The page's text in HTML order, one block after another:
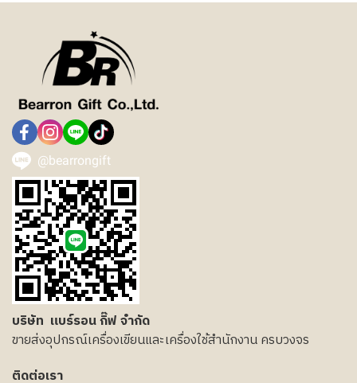
@bearrongift
บริษัท แบร์รอน กิ๊ฟ จำกัด
ขายส่งอุปกรณ์เครื่องเขียนและเครื่องใช้สำนักงาน ครบวงจร
ติดต่อเรา